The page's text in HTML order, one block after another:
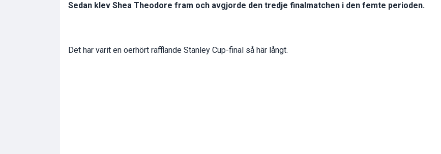
Sedan klev Shea Theodore fram och avgjorde den tredje finalmatchen i den femte perioden.
Det har varit en oerhört rafflande Stanley Cup-final så här långt.